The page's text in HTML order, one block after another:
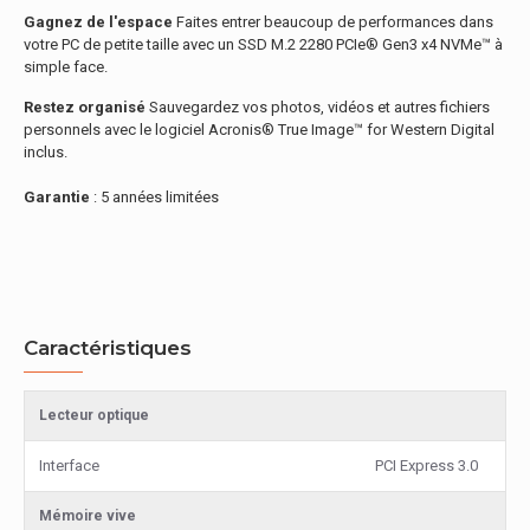
Gagnez de l'espace Faites entrer beaucoup de performances dans
votre PC de petite taille avec un SSD M.2 2280 PCIe® Gen3 x4 NVMe™ à
simple face.
Restez organisé Sauvegardez vos photos, vidéos et autres fichiers
personnels avec le logiciel Acronis® True Image™ for Western Digital
inclus.
Garantie : 5 années limitées
Caractéristiques
Lecteur optique
Interface PCI Express 3.0
Mémoire vive